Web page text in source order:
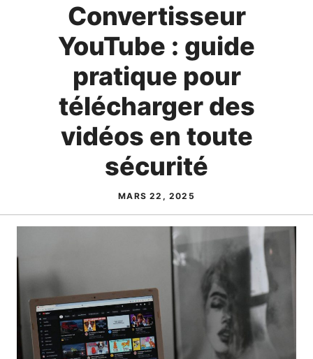
Convertisseur
YouTube : guide
pratique pour
télécharger des
vidéos en toute
sécurité
MARS 22, 2025